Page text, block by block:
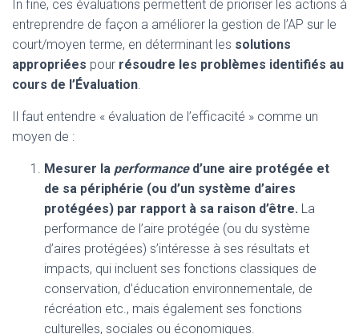
In fine, ces évaluations permettent de prioriser les actions à
entreprendre de façon a améliorer la gestion de l’AP sur le
court/moyen terme, en déterminant les solutions
appropriées pour résoudre les problèmes identifiés au
cours de l’Évaluation.
Il faut entendre « évaluation de l’efficacité » comme un
moyen de :
Mesurer la performanced’une aire protégée et
de sa périphérie (ou d’un système d’aires
protégées) par rapport à sa raison d’être. La
performance de l’aire protégée (ou du système
d’aires protégées) s’intéresse à ses résultats et
impacts, qui incluent ses fonctions classiques de
conservation, d’éducation environnementale, de
récréation etc., mais également ses fonctions
culturelles, sociales ou économiques.